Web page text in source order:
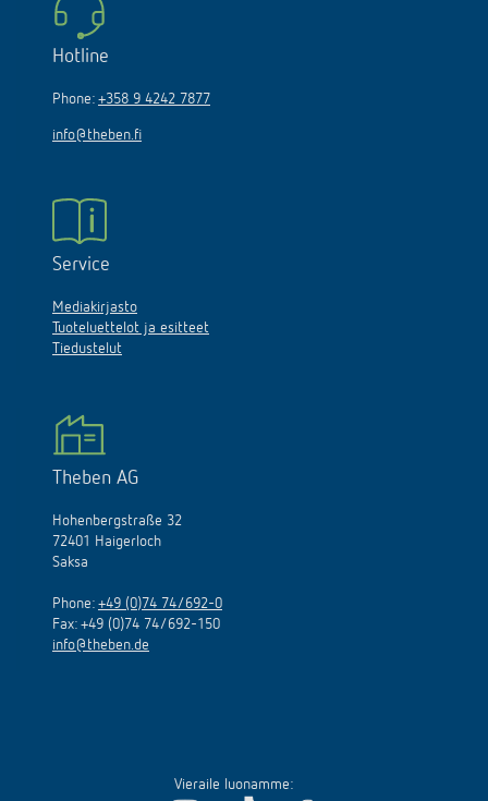
Hotline
Phone: +358 9 4242 7877
info@theben.fi
Service
Mediakirjasto
Tuoteluettelot ja esitteet
Tiedustelut
Theben AG
Hohenbergstraße 32
72401 Haigerloch
Saksa
Phone: +49 (0)74 74/692-0
Fax: +49 (0)74 74/692-150
info@theben.de
Vieraile luonamme: